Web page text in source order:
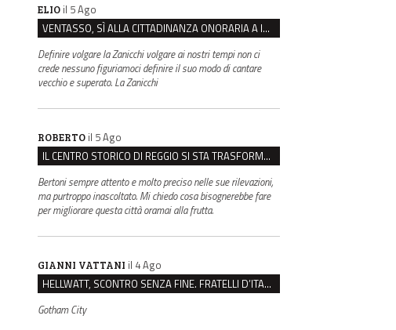
ELIO il 5 Ago
VENTASSO, SÌ ALLA CITTADINANZA ONORARIA A IVA ZANICCHI. MA BARGIACCHI: “È DI PESSIMO GUSTO”
Definire volgare la Zanicchi volgare ai nostri tempi non ci
crede nessuno figuriamoci definire il suo modo di cantare
vecchio e superato. La Zanicchi
ROBERTO il 5 Ago
IL CENTRO STORICO DI REGGIO SI STA TRASFORMANDO, E NON IN MEGLIO
Bertoni sempre attento e molto preciso nelle sue rilevazioni,
ma purtroppo inascoltato. Mi chiedo cosa bisognerebbe fare
per migliorare questa città oramai alla frutta.
GIANNI VATTANI il 4 Ago
HELLWATT, SCONTRO SENZA FINE. FRATELLI D’ITALIA: “MILANI PORTA DOCUMENTI, DE FRANCO INSULTI”
Gotham City